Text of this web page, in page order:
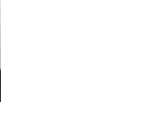
版運行 Android 13 作業系統、
2 for Galaxy 行動平台，內建
6E、藍牙 5.3、NFC；續航部分，
25W 超快速充電、無線閃充